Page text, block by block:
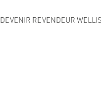
DEVENIR REVENDEUR WELLIS